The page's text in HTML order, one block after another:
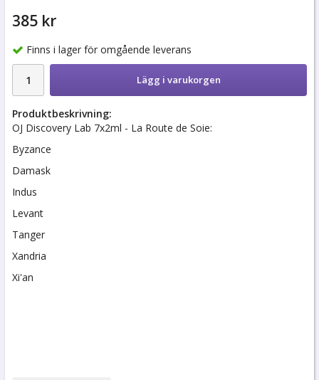
385 kr
Finns i lager för omgående leverans
Lägg i varukorgen
Produktbeskrivning:
OJ Discovery Lab 7x2ml - La Route de Soie:
Byzance
Damask
Indus
Levant
Tanger
Xandria
Xi'an